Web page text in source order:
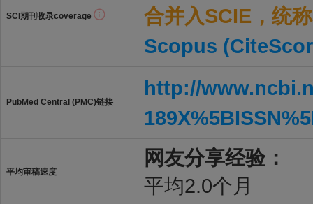
SCI期刊收录coverage
合并入SCIE，统
Scopus
PubMed Central (PMC)链接
http://
平均审稿速度
网友分享经验：
平均2.0个月